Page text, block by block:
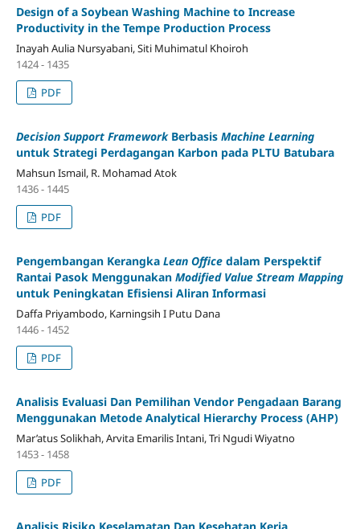
Design of a Soybean Washing Machine to Increase
Productivity in the Tempe Production Process
Inayah Aulia Nursyabani, Siti Muhimatul Khoiroh
1424 - 1435
PDF
Decision Support FrameworkBerbasis Machine Learning
untuk Strategi Perdagangan Karbon pada PLTU Batubara
Mahsun Ismail, R. Mohamad Atok
1436 - 1445
PDF
Pengembangan Kerangka Lean Office dalam Perspektif
Rantai Pasok Menggunakan Modified Value Stream Mapping
untuk Peningkatan Efisiensi Aliran Informasi
Daffa Priyambodo, Karningsih I Putu Dana
1446 - 1452
PDF
Analisis Evaluasi Dan Pemilihan Vendor Pengadaan Barang
Menggunakan Metode Analytical Hierarchy Process (AHP)
Mar’atus Solikhah, Arvita Emarilis Intani, Tri Ngudi Wiyatno
1453 - 1458
PDF